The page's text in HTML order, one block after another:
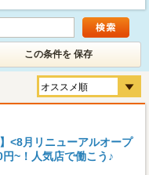
この条件を 保存
<8月リニューアルオープ
~！人気店で働こう♪